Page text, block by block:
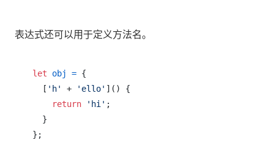
表达式还可以用于定义方法名。
let obj = {
  [
'h' + 'ello' ]() {
return
'hi' ;
  }
};